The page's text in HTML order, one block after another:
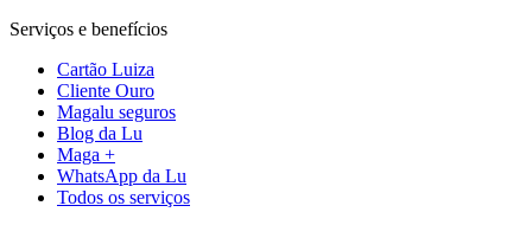
Serviços e benefícios
Cartão Luiza
Cliente Ouro
Magalu seguros
Blog da Lu
Maga +
WhatsApp da Lu
Todos os serviços